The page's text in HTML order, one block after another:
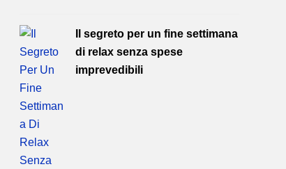
Il segreto per un fine settimana
di relax senza spese
imprevedibili